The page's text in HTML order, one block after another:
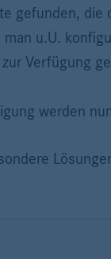
gefunden,
u.U.
Verfügung
werden